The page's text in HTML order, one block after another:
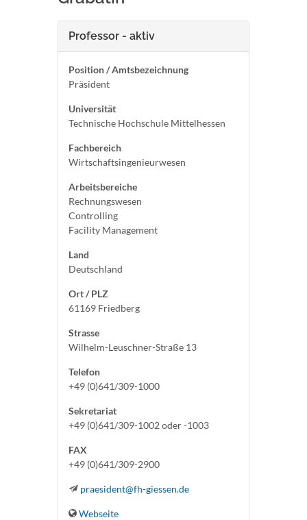
Professor - aktiv
Position / Amtsbezeichnung
Präsident
Universität
Technische Hochschule Mittelhessen
Fachbereich
Wirtschaftsingenieurwesen
Arbeitsbereiche
Rechnungswesen
Controlling
Facility Management
Land
Deutschland
Ort / PLZ
61169 Friedberg
Strasse
Wilhelm-Leuschner-Straße 13
Telefon
+49 (0)641/309-1000
Sekretariat
+49 (0)641/309-1002 oder -1003
FAX
+49 (0)641/309-2900
praesident@fh-giessen.de
Webseite